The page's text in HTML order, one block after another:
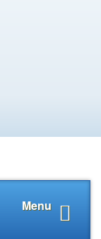
Menu